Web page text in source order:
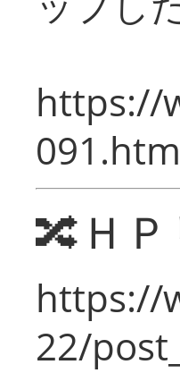
https://
🔀Ｈ
https://
22/